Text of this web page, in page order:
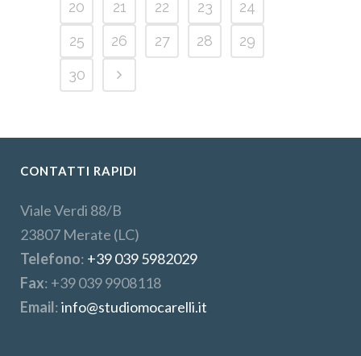
20
21 22 23
24
25
26 27 28
29
30
CONTATTI RAPIDI
Viale Verdi 88/B
23807 Merate (LC)
Telefono: +39 039 5982029
Fax: +39 039 9908118
Email:info@studiomocarelli.it